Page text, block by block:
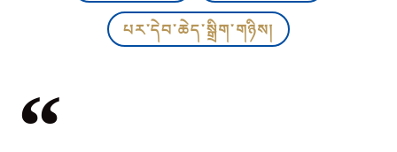
པར་དེབ་ཆེད་སྒྲིག་གཉིས།